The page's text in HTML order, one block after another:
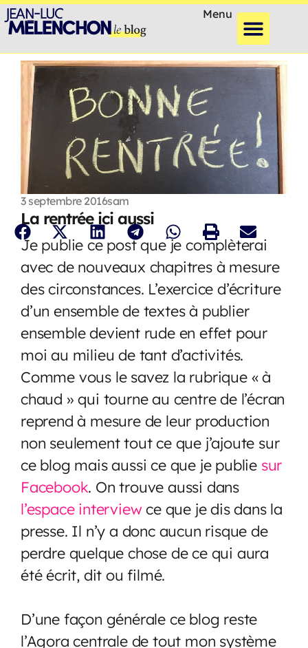
Menu
3 septembre 2016sam
La rentrée ici aussi
Je publie ce post que je complèterai
avec de nouveaux chapitres à mesure
des circonstances. L’exercice d’écriture
d’un ensemble de textes à publier
ensemble devient rude en effet pour
moi au milieu de tant d’activités.
Comme vous le savez la rubrique « à
chaud » qui tourne au centre de l’écran
reprend à mesure de leur production
non seulement tout ce que j’ajoute sur
ce blog mais aussi ce que je publie sur
Facebook. On trouve aussi dans
l’espace interview ce que je dis dans la
presse. Il n’y a donc aucun risque de
perdre quelque chose de ce qui aura
été écrit, dit ou filmé.
D’une façon générale ce blog reste
l’Agora centrale de tout mon système